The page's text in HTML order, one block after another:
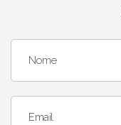
Nome
Email